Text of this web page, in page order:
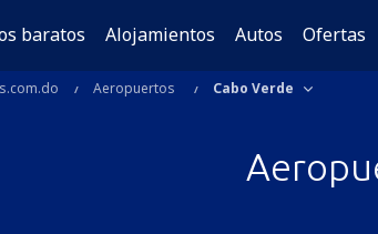
baratos Alojamientos Autos Ofertas
Aeropuertos Cabo Verde